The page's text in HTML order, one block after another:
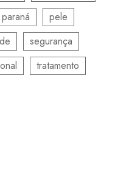
paraná
pele
segurança
tratamento